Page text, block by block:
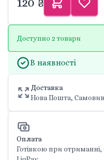
Доступно 2 товари
В наявності
Доставка
Нова Пошта,
Оплата
Готівкою при